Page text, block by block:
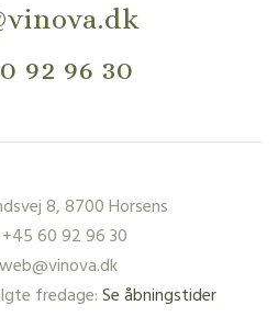
92 96 30
8, 8700 Horsens
60 92 96 30
fredage:Se åbningstider